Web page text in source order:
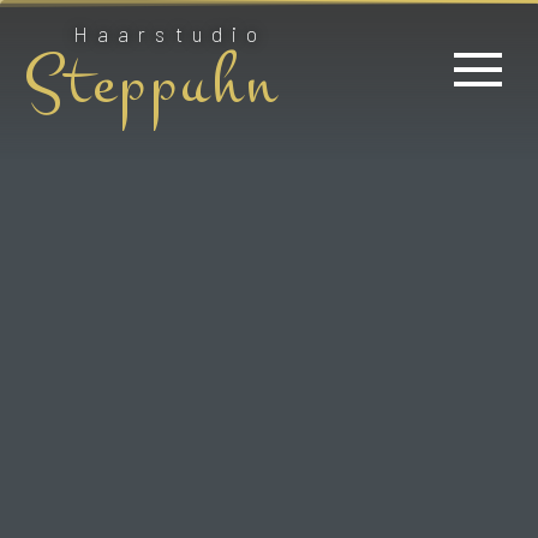
Haarstudio
Steppuhn